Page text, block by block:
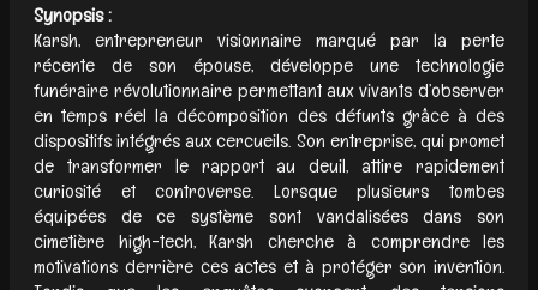
Synopsis :
Karsh, entrepreneur visionnaire marqué par la perte
récente de son épouse, développe une technologie
funéraire révolutionnaire permettant aux vivants d’observer
en temps réel la décomposition des défunts grâce à des
dispositifs intégrés aux cercueils. Son entreprise, qui promet
de transformer le rapport au deuil, attire rapidement
curiosité et controverse. Lorsque plusieurs tombes
équipées de ce système sont vandalisées dans son
cimetière high-tech, Karsh cherche à comprendre les
motivations derrière ces actes et à protéger son invention.